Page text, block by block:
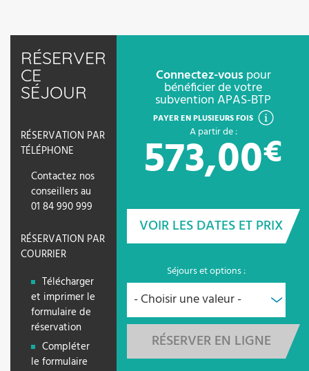
RÉSERVER
CE
SÉJOUR
RÉSERVATION PAR
TÉLÉPHONE
Contactez nos
conseillers au
01 84 990 999
RÉSERVATION PAR
COURRIER
Télécharger
et imprimer le
formulaire de
réservation
Compléter
le formulaire
Connectez-vous pour
bénéficier de votre
subvention APAS-BTP
PAYER EN PLUSIEURS FOIS
A partir de :
573,00€
VOIR LES DATES ET PRIX
Séjours et options :
RÉSERVER EN LIGNE